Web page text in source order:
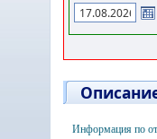
Информация по